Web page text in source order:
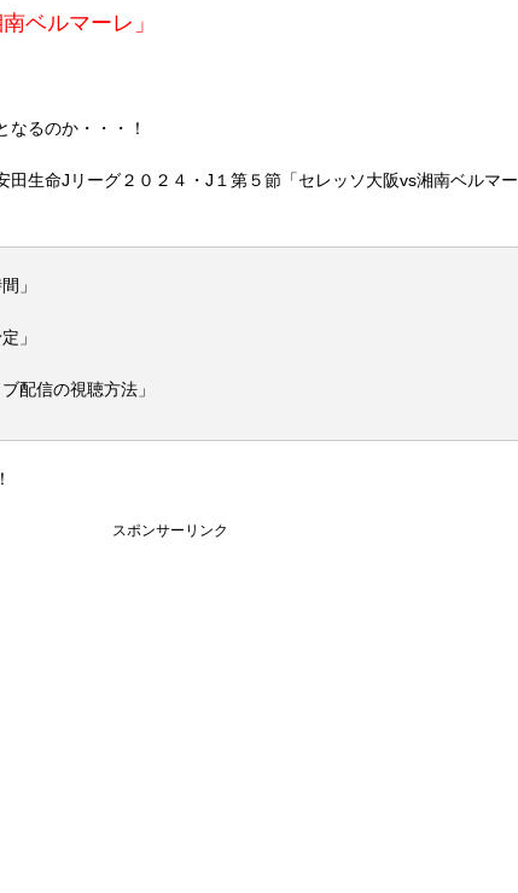
ベルマーレ」
なるのか・・・！
田生命Jリーグ２０２４・J１第５節「セレッソ大阪vs湘南ベルマー
」
」
配信の視聴方法」
スポンサーリンク